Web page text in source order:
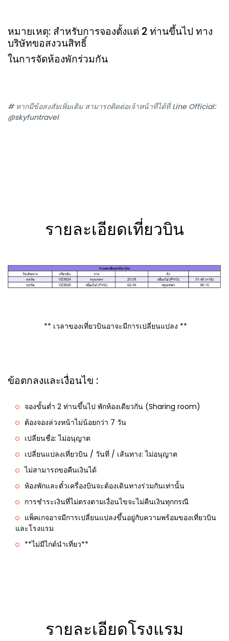
หมายเหตุ: สำหรับการจองตั้งแต่ 2 ท่านขึ้นไป ทาง
บริษัทขอสงวนสิทธิ์
ในการจัดห้องพักร่วมกัน
# หากมีข้อสงสัยเพิ่มเติม สามารถติดต่อเจ้าหน้าที่ได้ที่ Line Official:
@skyfuntravel
รายละเอียดเที่ยวบิน
** เวลาของเที่ยวบินอาจะมีการเปลี่ยนแปลง **
ข้อตกลงและเงื่อนไข :
จองขั้นต่ำ 2 ท่านขึ้นไป พักห้องเดียวกัน (Sharing room)
ต้องจองล่วงหน้าไม่น้อยกว่า 7 วัน
เปลี่ยนชื่อ: ไม่อนุญาต
เปลี่ยนแปลงเที่ยวบิน / วันที่ / เส้นทาง: ไม่อนุญาต
ไม่สามารถขอคืนเงินได้
ห้องพักและตั๋วเครื่องบินจะต้องเดินทางร่วมกันเท่านั้น
การชำระเงินที่ไม่ตรงตามเงื่อนไขจะไม่คืนเงินทุกกรณี
แพ็คเกจอาจมีการเปลี่ยนแปลงขึ้นอยู่กับความพร้อมของเที่ยวบิน
และโรงแรม
**ไม่มีไกด์นำเที่ยว**
รายละเอียดโรงแรม